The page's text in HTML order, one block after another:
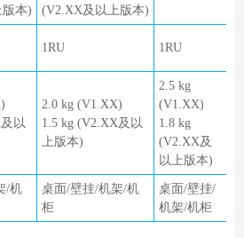
本)
(V2.XX及以上版本)
1RU 1RU
以
2.0 kg (V1.XX)
1.5 kg (V2.XX及以
上版本)
2.5 kg
(V1.XX)
1.8 kg
(V2.XX及
以上版本)
/机
桌面/壁挂/机架/机
柜
桌面/壁挂/
机架/机柜